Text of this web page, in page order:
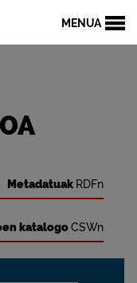
MENUA
Metadatuak RDFn
katalogoCSWn